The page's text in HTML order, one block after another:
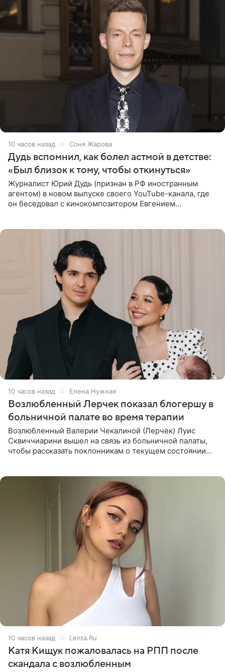
10 часов назад Соня Жарова
Дудь вспомнил, как болел астмой в детстве:
«Был близок к тому, чтобы откинуться»
Журналист Юрий Дудь (признан в РФ иностранным
агентом) в новом выпуске своего YouTube-канала, где
он беседовал с кинокомпозитором Евгением
10 часов назад Елена Нужная
Возлюбленный Лерчек показал блогершу в
больничной палате во время терапии
Возлюбленный Валерии Чекалиной (Лерчек) Луис
Сквиччиарини вышел на связь из больничной палаты,
чтобы рассказать поклонникам о текущем состоянии
10 часов назад Lenta.Ru
Катя Кищук пожаловалась на РПП после
скандала с возлюбленным